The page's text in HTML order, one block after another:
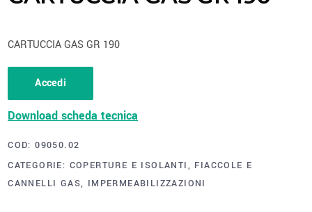
CARTUCCIA GAS GR 190
Accedi
Download scheda tecnica
COD:09050.02
CATEGORIE: COPERTURE E ISOLANTI, FIACCOLE E
CANNELLI GAS, IMPERMEABILIZZAZIONI